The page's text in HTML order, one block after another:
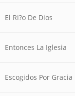
El Ri?o De Dios
Entonces La Iglesia
Escogidos Por Gracia